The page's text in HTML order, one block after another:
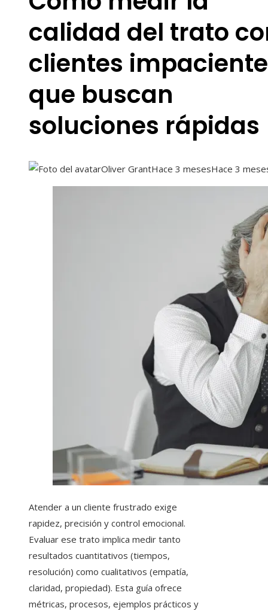
calidad del trato
clientes
que buscan
soluciones rápidas
Oliver GrantHace 3 mesesHace 3
Atender a un cliente frustrado exige
rapidez, precisión y control emocional.
Evaluar ese trato implica medir tanto
resultados cuantitativos (tiempos,
resolución) como cualitativos (empatía,
claridad, propiedad). Esta guía ofrece
métricas, procesos, ejemplos prácticos y